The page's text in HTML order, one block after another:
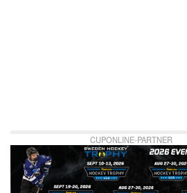
CUPONLINE-PARTNER